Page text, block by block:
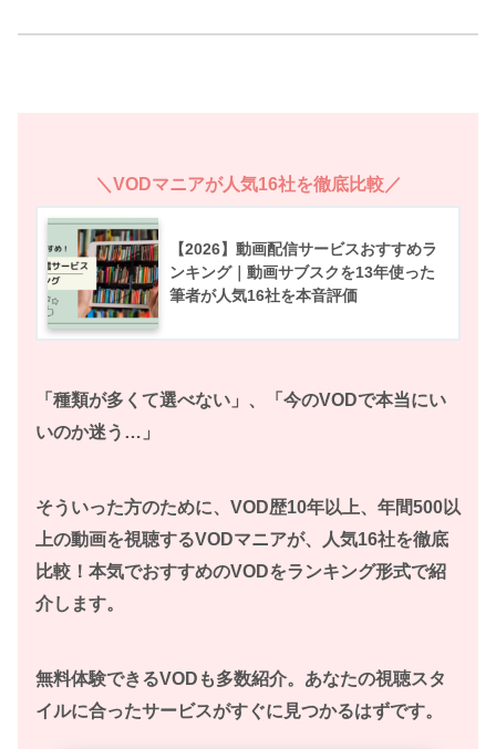
＼VODマニアが人気16社を徹底比較／
【2026】動画配信サービスおすすめラ
ンキング｜動画サブスクを13年使った
筆者が人気16社を本音評価
「種類が多くて選べない」、「今のVODで本当にい
いのか迷う…」
そういった方のために、VOD歴10年以上、年間500以
上の動画を視聴するVODマニアが、人気16社を徹底
比較！本気でおすすめのVODをランキング形式で紹
介します。
無料体験できるVODも多数紹介。あなたの視聴スタ
イルに合ったサービスがすぐに見つかるはずです。